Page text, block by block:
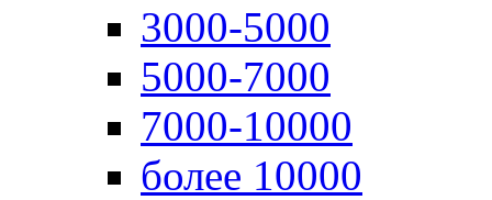
3000-5000
5000-7000
7000-10000
более 10000